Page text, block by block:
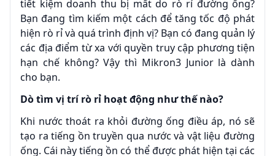
tiết kiệm doanh thu bị mất do rò rỉ đường ống?
Bạn đang tìm kiếm một cách để tăng tốc độ phát
hiện rò rỉ và quá trình định vị? Bạn có đang quản lý
các địa điểm từ xa với quyền truy cập phương tiện
hạn chế không? Vậy thì Mikron3 Junior là dành
cho bạn.
Dò tìm vị trí rò rỉ hoạt động như thế nào?
Khi nước thoát ra khỏi đường ống điều áp, nó sẽ
tạo ra tiếng ồn truyền qua nước và vật liệu đường
ống. Cái này tiếng ồn có thể được phát hiện tại các